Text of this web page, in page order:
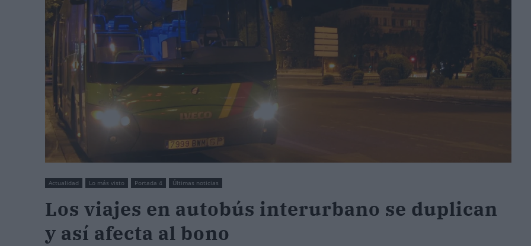
Actualidad Lo más visto Portada 4 Últimas noticias
Los viajes en autobús interurbano se duplican
y así afecta al bono